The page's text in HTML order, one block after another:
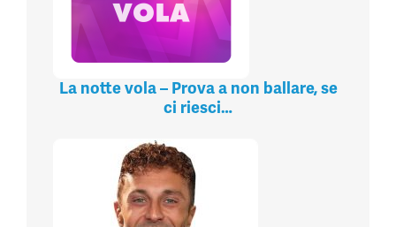
La notte vola – Prova a non ballare, se
ci riesci…